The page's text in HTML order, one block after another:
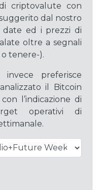
criptovalute con
dal nostro
date ed i prezzi di
oltre a segnali
tenere-).
preferisce
il Bitcoin
l’indicazione di
operativi di